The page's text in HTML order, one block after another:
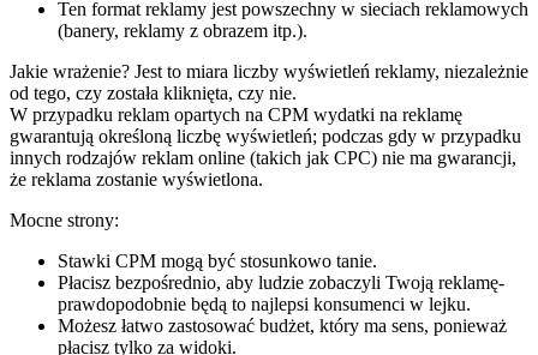
Ten format reklamy jest powszechny w sieciach reklamowych
(banery, reklamy z obrazem itp.).
Jakie wrażenie? Jest to miara liczby wyświetleń reklamy, niezależnie
od tego, czy została kliknięta, czy nie.
W przypadku reklam opartych na CPM wydatki na reklamę
gwarantują określoną liczbę wyświetleń; podczas gdy w przypadku
innych rodzajów reklam online (takich jak CPC) nie ma gwarancji,
że reklama zostanie wyświetlona.
Mocne strony:
Stawki CPM mogą być stosunkowo tanie.
Płacisz bezpośrednio, aby ludzie zobaczyli Twoją reklamę-
prawdopodobnie będą to najlepsi konsumenci w lejku.
Możesz łatwo zastosować budżet, który ma sens, ponieważ
płacisz tylko za widoki.